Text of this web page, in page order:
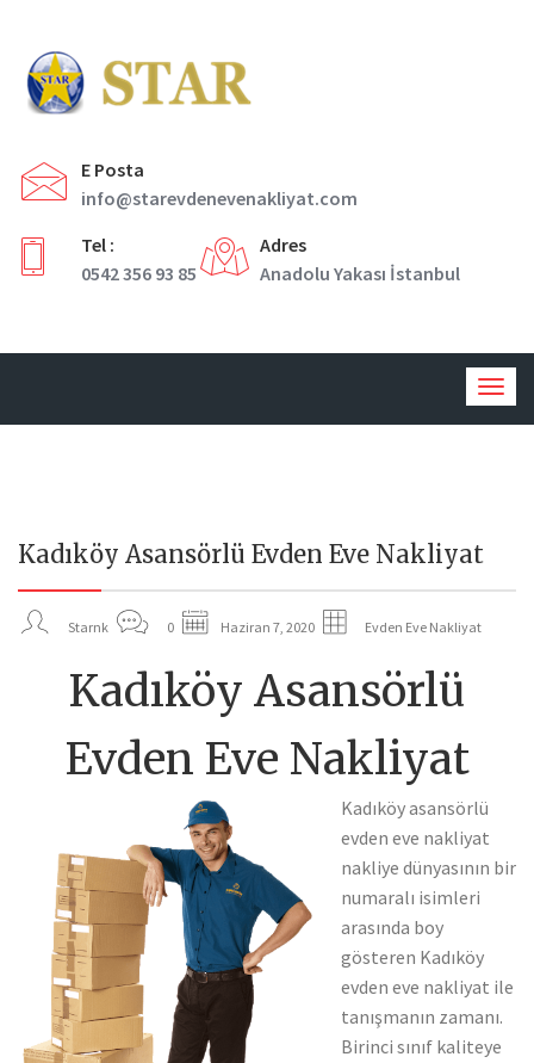
E Posta
info@starevdenevenakliyat.com
Tel :
0542 356 93 85
Adres
Anadolu Yakası İstanbul
07
Kadıköy Asansörlü Evden Eve Nakliyat
Starnk 0 Haziran 7, 2020 Evden Eve Nakliyat
Kadıköy Asansörlü
Evden Eve Nakliyat
Kadıköy asansörlü
evden eve nakliyat
nakliye dünyasının bir
numaralı isimleri
arasında boy
gösteren Kadıköy
evden eve nakliyat ile
tanışmanın zamanı.
Birinci sınıf kaliteye